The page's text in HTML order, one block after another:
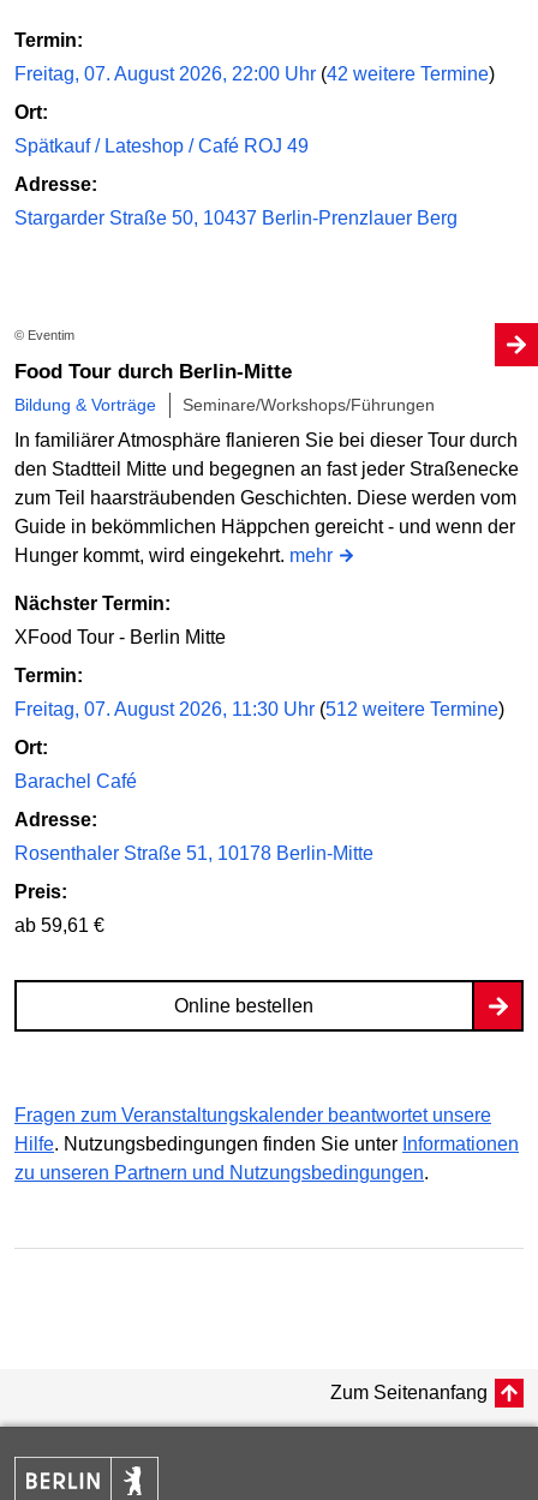
Termin:
Freitag, 07. August 2026, 22:00 Uhr (42 weitere Termine)
Ort:
Spätkauf / Lateshop / Café ROJ 49
Adresse:
Stargarder Straße 50, 10437 Berlin-Prenzlauer Berg
© Eventim
Food Tour durch Berlin-Mitte
Bildung & Vorträge Seminare/Workshops/Führungen
In familiärer Atmosphäre flanieren Sie bei dieser Tour durch
den Stadtteil Mitte und begegnen an fast jeder Straßenecke
zum Teil haarsträubenden Geschichten. Diese werden vom
Guide in bekömmlichen Häppchen gereicht - und wenn der
Hunger kommt, wird eingekehrt. mehr
Nächster Termin:
XFood Tour - Berlin Mitte
Termin:
Freitag, 07. August 2026, 11:30 Uhr (512 weitere Termine)
Ort:
Barachel Café
Adresse:
Rosenthaler Straße 51, 10178 Berlin-Mitte
Preis:
ab 59,61 €
Online bestellen
Fragen zum Veranstaltungskalender beantwortet unsere
Hilfe. Nutzungsbedingungen finden Sie unter Informationen
zu unseren Partnern und Nutzungsbedingungen.
Zum Seitenanfang